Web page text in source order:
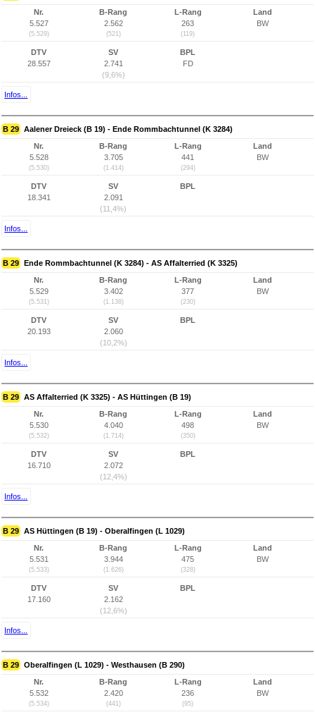
Nr.
5.527
(5.529)
B-Rang
2.562
(521)
L-Rang
263
(119)
Land
BW
DTV
28.557
SV
2.741
(9,6%)
BPL
FD
Infos...
B 29 Aalener Dreieck (B 19) - Ende Rommbachtunnel (K 3284)
Nr.
5.528
(5.530)
B-Rang
3.705
(1.414)
L-Rang
441
(294)
Land
BW
DTV
18.341
SV
2.091
(11,4%)
BPL
Infos...
B 29 Ende Rommbachtunnel (K 3284) - AS Affalterried (K 3325)
Nr.
5.529
(5.531)
B-Rang
3.402
(1.138)
L-Rang
377
(230)
Land
BW
DTV
20.193
SV
2.060
(10,2%)
BPL
Infos...
B 29 AS Affalterried (K 3325) - AS Hüttingen (B 19)
Nr.
5.530
(5.532)
B-Rang
4.040
(1.714)
L-Rang
498
(350)
Land
BW
DTV
16.710
SV
2.072
(12,4%)
BPL
Infos...
B 29 AS Hüttingen (B 19) - Oberalfingen (L 1029)
Nr.
5.531
(5.533)
B-Rang
3.944
(1.626)
L-Rang
475
(328)
Land
BW
DTV
17.160
SV
2.162
(12,6%)
BPL
Infos...
B 29 Oberalfingen (L 1029) - Westhausen (B 290)
Nr.
5.532
(5.534)
B-Rang
2.420
(441)
L-Rang
236
(95)
Land
BW